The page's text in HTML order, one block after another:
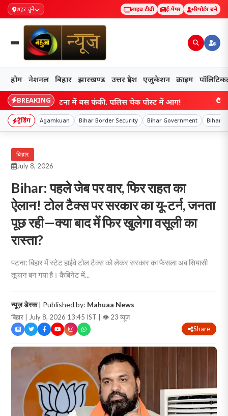
शहर चुनें लाइव टीवी ई-पेपर रिपोर्टर बनें
होम नेशनल बिहार झारखण्ड उत्तर प्रदेश एजुकेशन क्राइम
BREAKING
विस्फोट, पटना में बस फूंकी, पुलिस चेक पोस्ट में आग!
ट्रेंडिंग Agamkuan Bihar Border Security Bihar Government Bihar
बिहार
July 8, 2026
Bihar: पहले जेब पर वार, फिर राहत का
ऐलान! टोल टैक्स पर सरकार का यू-टर्न, जनता
पूछ रही—क्या बाद में फिर खुलेगा वसूली का
रास्ता?
पटना: बिहार में स्टेट हाईवे टोल टैक्स को लेकर सरकार का फैसला अब सियासी
तूफान बन गया है। कैबिनेट में...
न्यूज़ डेस्क| Published by: Mahuaa News
बिहार | July 8, 2026 13:45 IST | 👁 23 व्यूज
Share